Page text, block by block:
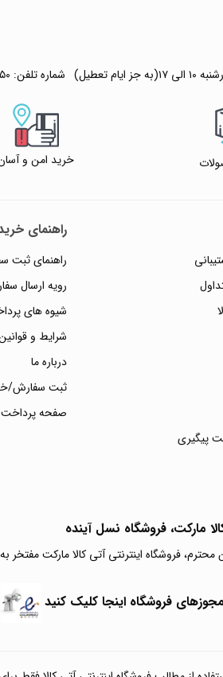
افزودن به سبد
✧ چت با پشتیبان
تعطیل) شماره تلفن:
خرید امن و
پیگیری
راهنمای
راهنمای ثبت
رویه ارسال
شیوه های
شرایط و
درباره ما
ثبت سفارش/
صفحه
مارکت، فروشگاه نسل آینده
فروشگاه اینترنتی آتی کالا مارکت
فروشگاه اینجا کلیک کنید